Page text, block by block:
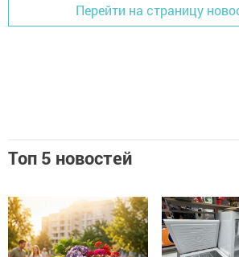
Перейти на страницу
Топ 5 новостей